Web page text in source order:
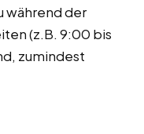
während der
(z.B. 9:00 bis
zumindest